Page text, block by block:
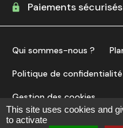
Paiements sécurisés
Qui sommes-nous ?
Politique de confidentialité
Gestion des cookies
This site uses cookies and
to activate